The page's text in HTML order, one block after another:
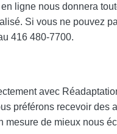
ligne nous donnera
Si vous ne pouvez
416 480-7700.
avec
préférons recevoir des
de mieux nous